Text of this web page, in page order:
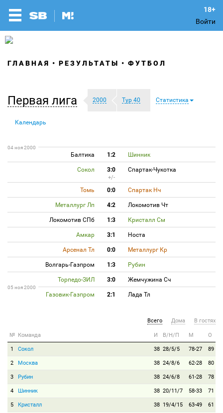
Войти
ГЛАВНАЯ РЕЗУЛЬТАТЫ ФУТБОЛ
Первая лига 2000 Тур 40 Статистика
Календарь
04 ноя 2000
Балтика 1:2 Шинник
Сокол 3:0 Спартак-Чукотка
+/-
Томь 0:0 Спартак Нч
Металлург Лп 4:2 Локомотив Чт
Локомотив СПб 1:3 Кристалл См
Амкар 3:1 Носта
Арсенал Тл 0:0 Металлург Кр
Волгарь-Газпром 1:3 Рубин
Торпедо-ЗИЛ 3:0 Жемчужина Сч
05 ноя 2000
Газовик-Газпром 2:1 Лада Тл
Всего Дома В гостях
№ Команда И В/Н/П М О
1 Сокол 38 28/5/5 78-27 89
2 Москва 38 24/8/6 62-28 80
3 Рубин 38 24/6/8 61-28 78
4 Шинник 38 20/11/7 58-33 71
5 Кристалл 38 19/4/15 63-49 61